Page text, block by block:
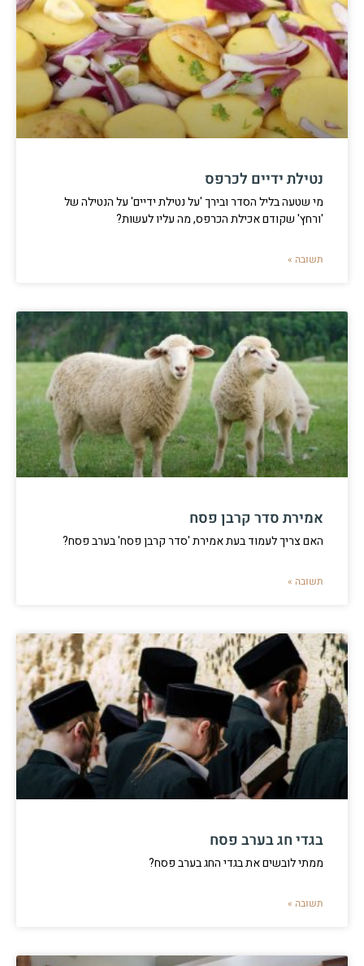
נטילת ידיים לכרפס
מי שטעה בליל הסדר ובירך 'על נטילת ידיים' על הנטילה של
'ורחץ' שקודם אכילת הכרפס, מה עליו לעשות?
תשובה »
אמירת סדר קרבן פסח
האם צריך לעמוד בעת אמירת 'סדר קרבן פסח' בערב פסח?
תשובה »
בגדי חג בערב פסח
ממתי לובשים את בגדי החג בערב פסח?
תשובה »